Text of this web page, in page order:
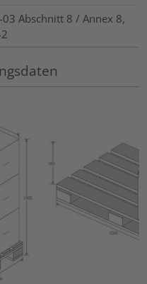
03 Abschnitt 8 / Annex 8,